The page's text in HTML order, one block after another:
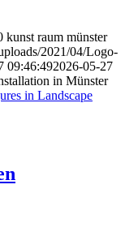
kunst raum münster
2021/04/Logo-
09:46:492026-05-27
in Münster